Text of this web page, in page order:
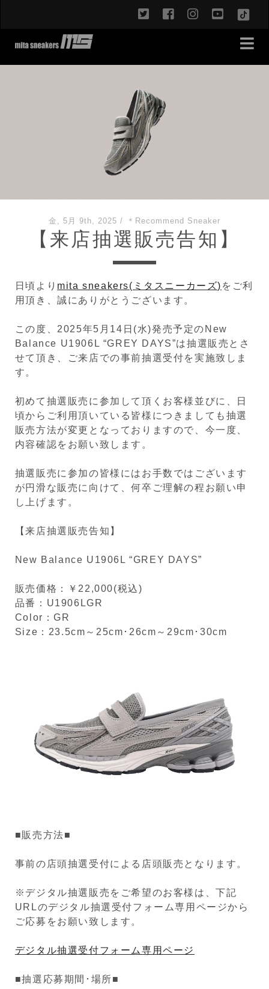
twitterfacebookinstagram
金, 5月 9th, 2025 / ＊Recommend Sneaker
【来店抽選販売告知】
日頃より mita sneakers(ミタスニーカーズ) をご利
用頂き、誠にありがとうございます。
この度、2025年5月14日(水)発売予定の New
Balance U1906L “GREY DAYS”は抽選販売とさ
せて頂き、ご来店での事前抽選受付を実施致しま
す。
初めて抽選販売に参加して頂くお客様並びに、日
頃からご利用頂いている皆様につきましても抽選
販売方法が変更となっておりますので、今一度、
内容確認をお願い致します。
抽選販売に参加の皆様にはお手数ではございます
が円滑な販売に向けて、何卒ご理解の程お願い申
し上げます。
【来店抽選販売告知】
New Balance U1906L “GREY DAYS”
販売価格：￥22,000(税込)
品番：U1906LGR
Color：GR
Size：23.5cm ～ 25cm ･26cm～29cm･30cm
■販売方法■
事前の店頭抽選受付による店頭販売となります。
※デジタル抽選販売をご希望のお客様は、下記
URLのデジタル抽選受付フォーム専用ページから
ご応募をお願い致します。
デジタル抽選受付フォーム専用ページ
■抽選応募期間･場所■